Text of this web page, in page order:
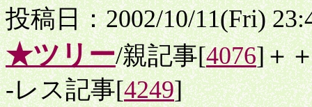
投稿日：2002/10/11(Fri)
★ツリー/親記事[4076]＋
-レス記事[4249]